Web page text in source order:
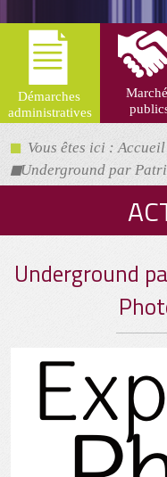
Vous êtes ici : Accueil
Underground par
Underground